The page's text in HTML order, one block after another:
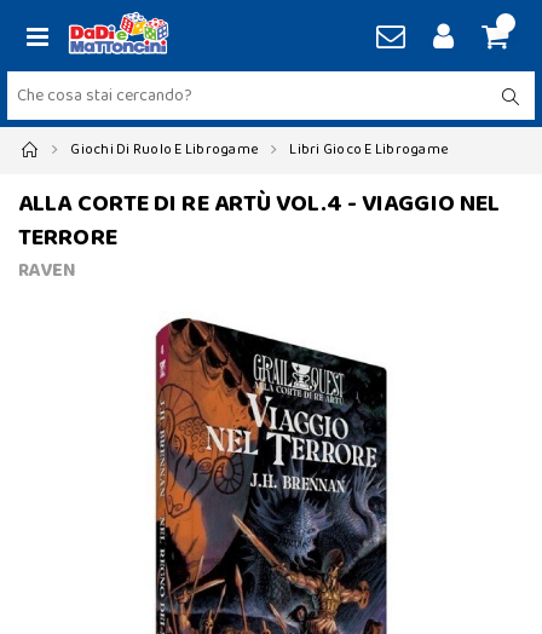
Giochi Di Ruolo E Librogame Libri Gioco E Librogame
ALLA CORTE DI RE ARTÙ VOL.4 - VIAGGIO NEL
TERRORE
RAVEN